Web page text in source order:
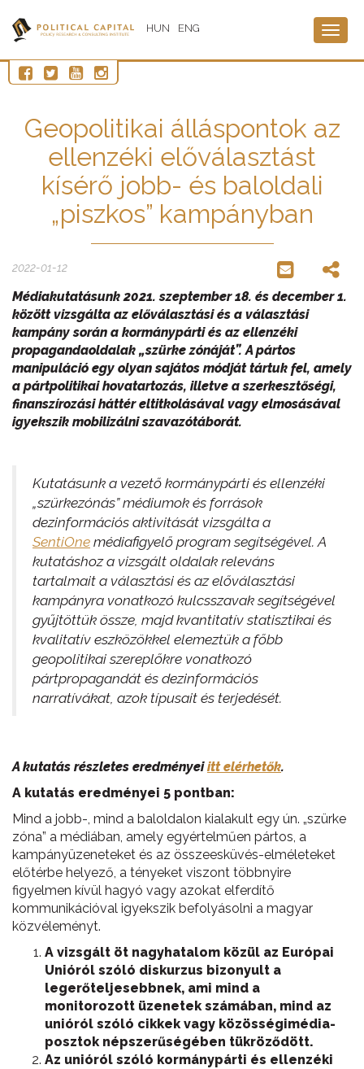
HUN ENG
Geopolitikai álláspontok az
ellenzéki előválasztást
kísérő jobb- és baloldali
„piszkos” kampányban
2022-01-12
Médiakutatásunk 2021. szeptember 18. és december 1.
között vizsgálta az előválasztási és a választási
kampány során a kormánypárti és az ellenzéki
propagandaoldalak „szürke zónáját”. A pártos
manipuláció egy olyan sajátos módját tártuk fel, amely
a pártpolitikai hovatartozás, illetve a szerkesztőségi,
finanszírozási háttér eltitkolásával vagy elmosásával
igyekszik mobilizálni szavazótáborát.
Kutatásunk a vezető kormánypárti és ellenzéki
„szürkezónás” médiumok és források
dezinformációs aktivitását vizsgálta a
SentiOne médiafigyelő program segítségével. A
kutatáshoz a vizsgált oldalak releváns
tartalmait a választási és az előválasztási
kampányra vonatkozó kulcsszavak segítségével
gyűjtöttük össze, majd kvantitatív statisztikai és
kvalitatív eszközökkel elemeztük a főbb
geopolitikai szereplőkre vonatkozó
pártpropagandát és dezinformációs
narratívákat, azok típusait és terjedését.
A kutatás részletes eredményeiitt elérhetők.
A kutatás eredményei 5 pontban:
Mind a jobb-, mind a baloldalon kialakult egy ún. „szürke
zóna” a médiában, amely egyértelműen pártos, a
kampányüzeneteket és az összeesküvés-elméleteket
előtérbe helyező, a tényeket viszont többnyire
figyelmen kívül hagyó vagy azokat elferdítő
kommunikációval igyekszik befolyásolni a magyar
közvéleményt.
A vizsgált öt nagyhatalom közül az Európai
Unióról szóló diskurzus bizonyult a
legerőteljesebbnek, ami mind a
monitorozott üzenetek számában, mind az
unióról szóló cikkek vagy közösségimédia-
posztok népszerűségében tükröződött.
Az unióról szóló kormánypárti és ellenzéki